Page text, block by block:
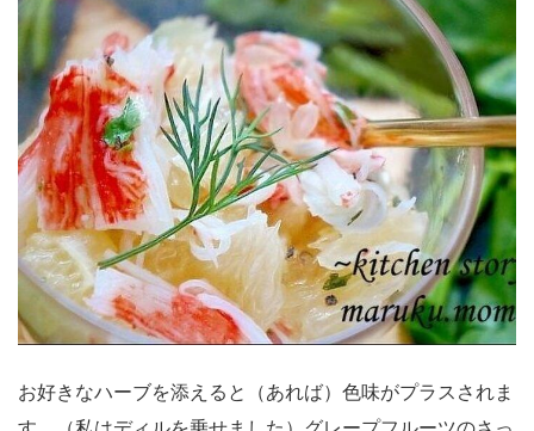
お好きなハーブを添えると（あれば）色味がプラスされま